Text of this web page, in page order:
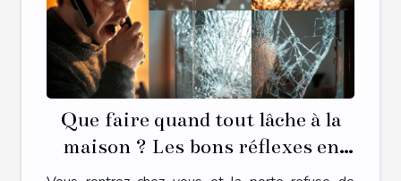
Que faire quand tout lâche à la
maison ? Les bons réflexes en
cas d’urgence plomberie,